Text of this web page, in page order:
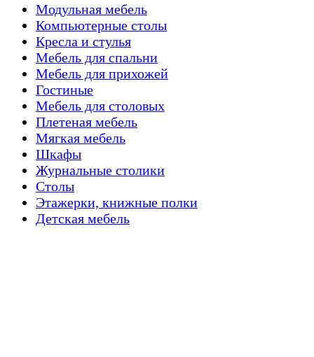
Модульная мебель
Компьютерные столы
Кресла и стулья
Мебель для спальни
Мебель для прихожей
Гостиные
Мебель для столовых
Плетеная мебель
Мягкая мебель
Шкафы
Журнальные столики
Столы
Этажерки, книжные полки
Детская мебель